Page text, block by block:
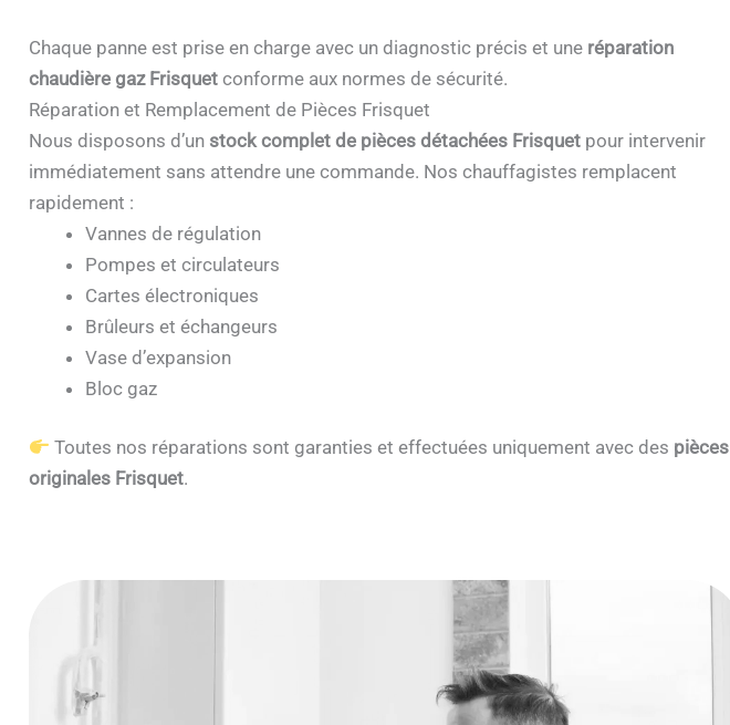
Chaque panne est prise en charge avec un diagnostic précis et une réparation
chaudière gaz Frisquetconforme aux normes de sécurité.
Réparation et Remplacement de Pièces Frisquet
Nous disposons d’un stock complet de pièces détachées Frisquetpour intervenir
immédiatement sans attendre une commande. Nos chauffagistes remplacent
rapidement :
Vannes de régulation
Pompes et circulateurs
Cartes électroniques
Brûleurs et échangeurs
Vase d’expansion
Bloc gaz
Toutes nos réparations sont garanties et effectuées uniquement avec des pièces
originales Frisquet.